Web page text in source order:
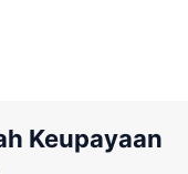
Keupayaan